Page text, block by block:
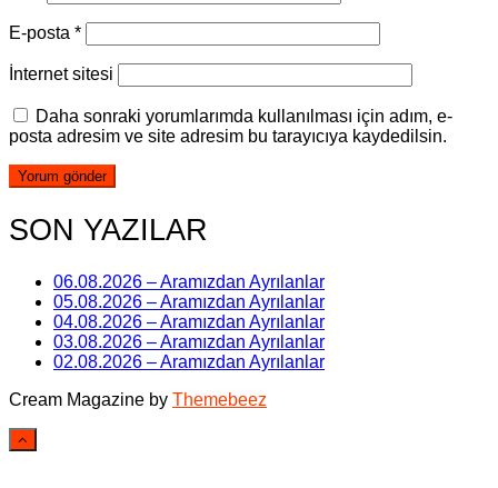
E-posta *
İnternet sitesi
Daha sonraki yorumlarımda kullanılması için adım, e-
posta adresim ve site adresim bu tarayıcıya kaydedilsin.
SON YAZILAR
06.08.2026 – Aramızdan Ayrılanlar
05.08.2026 – Aramızdan Ayrılanlar
04.08.2026 – Aramızdan Ayrılanlar
03.08.2026 – Aramızdan Ayrılanlar
02.08.2026 – Aramızdan Ayrılanlar
Cream Magazine by Themebeez